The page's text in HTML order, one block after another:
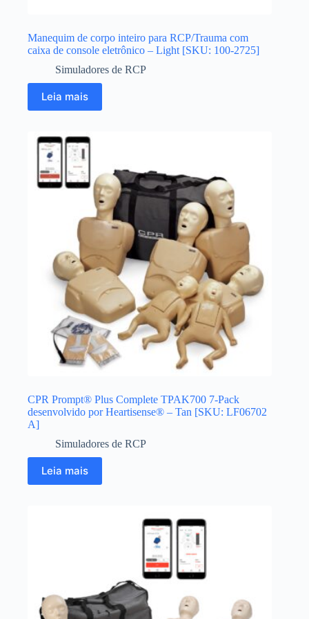
Manequim de corpo inteiro para RCP/Trauma com
caixa de console eletrônico – Light [SKU: 100-2725]
Simuladores de RCP
Leia mais
CPR Prompt® Plus Complete TPAK700 7-Pack
desenvolvido por Heartisense® – Tan [SKU: LF06702
A]
Simuladores de RCP
Leia mais